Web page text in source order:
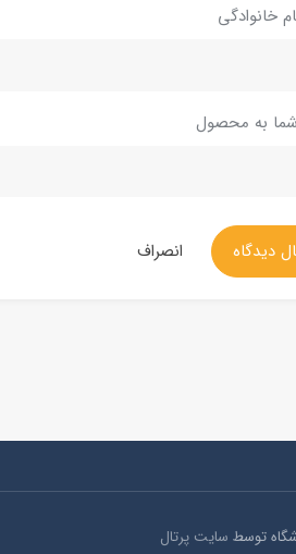
خانوادگی
شما به محصول
دیدگاه انصراف
توسط سایت پرتال